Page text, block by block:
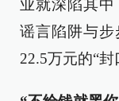
业就深陷其
谣言陷阱与步
22.5万元的“封